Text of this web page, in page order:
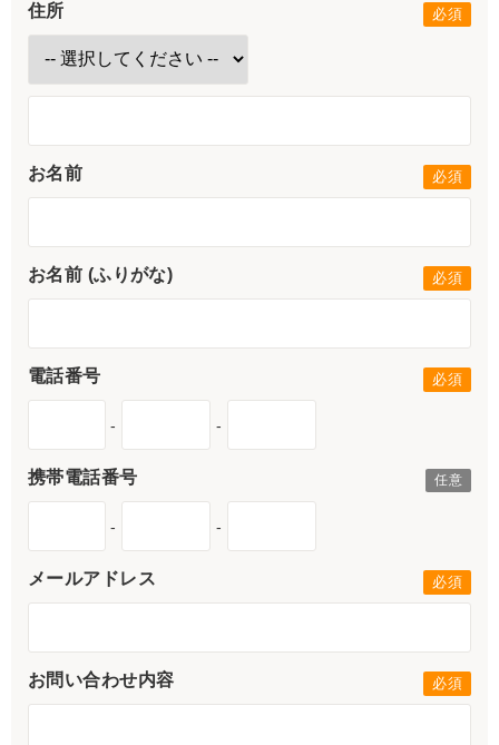
住所
お名前
お名前 (ふりがな)
電話番号
- -
携帯電話番号
- -
メールアドレス
お問い合わせ内容